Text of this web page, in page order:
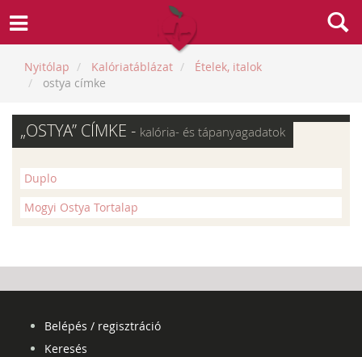
Nyitólap Kalóriatáblázat
Ételek, italok
ostya címke
„OSTYA” CÍMKE - kalória- és tápanyagadatok
Duplo
Mogyi Ostya Tortalap
Belépés / regisztráció
Keresés